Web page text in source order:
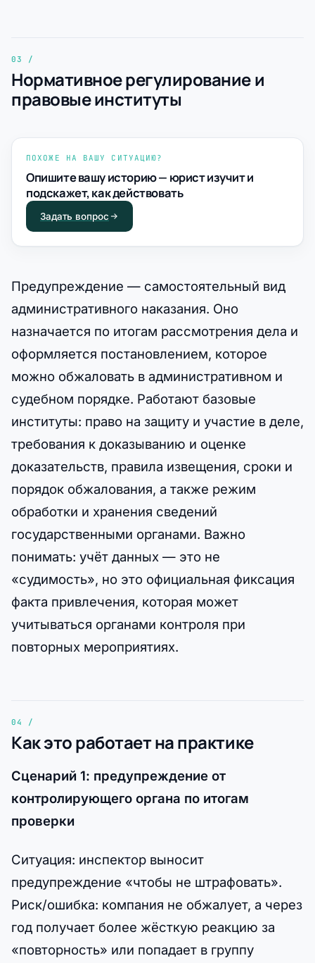
Нормативное регулирование и
правовые институты
ПОХОЖЕ НА ВАШУ СИТУАЦИЮ?
Опишите вашу историю — юрист изучит и
подскажет, как действовать
Задать вопрос
Предупреждение — самостоятельный вид
административного наказания. Оно
назначается по итогам рассмотрения дела и
оформляется постановлением, которое
можно обжаловать в административном и
судебном порядке. Работают базовые
институты: право на защиту и участие в деле,
требования к доказыванию и оценке
доказательств, правила извещения, сроки и
порядок обжалования, а также режим
обработки и хранения сведений
государственными органами. Важно
понимать: учёт данных — это не
«судимость», но это официальная фиксация
факта привлечения, которая может
учитываться органами контроля при
повторных мероприятиях.
Как это работает на практике
Сценарий 1: предупреждение от
контролирующего органа по итогам
проверки
Ситуация: инспектор выносит
предупреждение «чтобы не штрафовать».
Риск/ошибка: компания не обжалует, а через
год получает более жёсткую реакцию за
«повторность» или попадает в группу